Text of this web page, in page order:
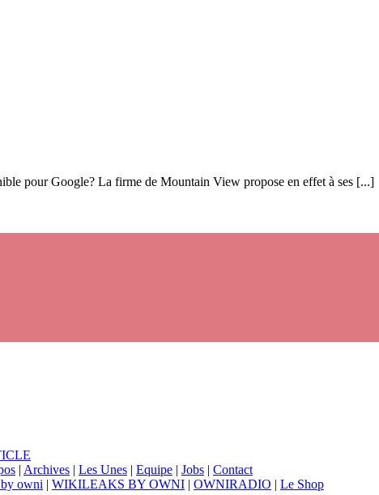
pour Google? La firme de Mountain View propose en effet à ses [...]
Archives Les Unes Equipe Jobs
Contact
owni WIKILEAKS BY OWNI OWNIRADIO
Le Shop